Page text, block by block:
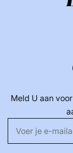
Meld U aan